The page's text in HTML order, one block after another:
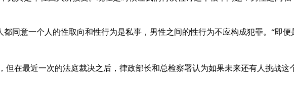
同意一个人的性取向和性行为是私事，男性之间的性行为不应构成犯罪。“即
在最近一次的法庭裁决之后，律政部长和总检察署认为如果未来还有人挑战这